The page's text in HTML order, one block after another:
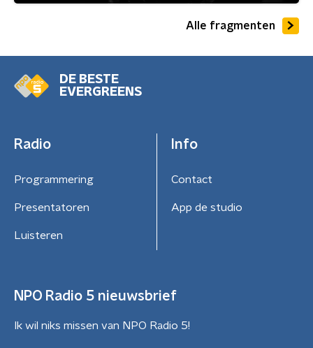
Alle fragmenten
DE BESTE
EVERGREENS
Radio
Programmering
Presentatoren
Luisteren
Info
Contact
App de studio
NPO Radio 5 nieuwsbrief
Ik wil niks missen van NPO Radio 5!